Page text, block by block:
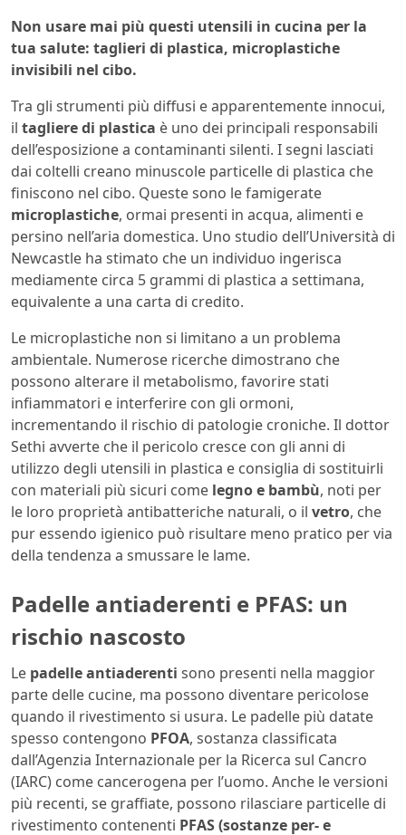
Non usare mai più questi utensili in cucina per la
tua salute: taglieri di plastica, microplastiche
invisibili nel cibo.
Tra gli strumenti più diffusi e apparentemente innocui,
il tagliere di plastica è uno dei principali responsabili
dell’esposizione a contaminanti silenti. I segni lasciati
dai coltelli creano minuscole particelle di plastica che
finiscono nel cibo. Queste sono le famigerate
microplastiche, ormai presenti in acqua, alimenti e
persino nell’aria domestica. Uno studio dell’Università di
Newcastle ha stimato che un individuo ingerisca
mediamente circa 5 grammi di plastica a settimana,
equivalente a una carta di credito.
Le microplastiche non si limitano a un problema
ambientale. Numerose ricerche dimostrano che
possono alterare il metabolismo, favorire stati
infiammatori e interferire con gli ormoni,
incrementando il rischio di patologie croniche. Il dottor
Sethi avverte che il pericolo cresce con gli anni di
utilizzo degli utensili in plastica e consiglia di sostituirli
con materiali più sicuri come legno e bambù, noti per
le loro proprietà antibatteriche naturali, o il vetro, che
pur essendo igienico può risultare meno pratico per via
della tendenza a smussare le lame.
Padelle antiaderenti e PFAS: un
rischio nascosto
Le padelle antiaderenti sono presenti nella maggior
parte delle cucine, ma possono diventare pericolose
quando il rivestimento si usura. Le padelle più datate
spesso contengono PFOA, sostanza classificata
dall’Agenzia Internazionale per la Ricerca sul Cancro
(IARC) come cancerogena per l’uomo. Anche le versioni
più recenti, se graffiate, possono rilasciare particelle di
rivestimento contenenti PFAS (sostanze per- e